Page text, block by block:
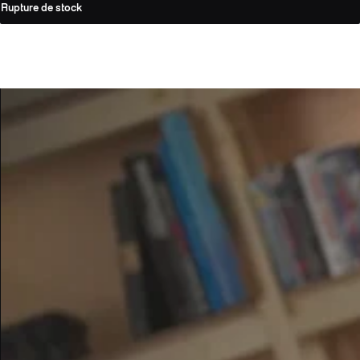
Rupture de stock